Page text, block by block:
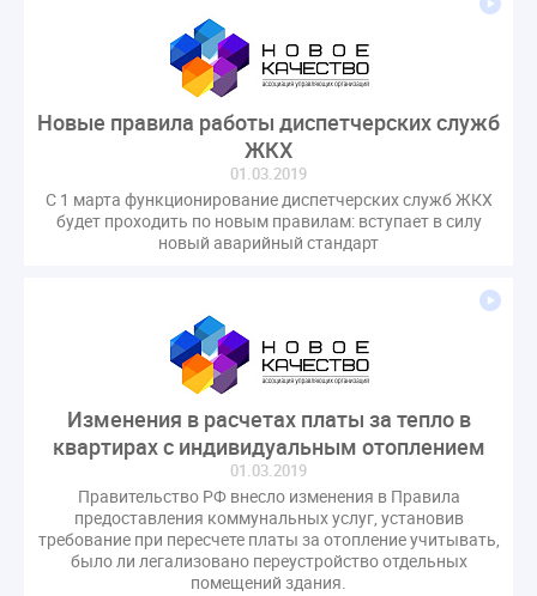
управляющие компании
МКД
Экспертное мнение
капремонт Вебинар
Малахов Конференция
Обсуждение
Пени за ЖКУ
Постановление Правительства РФ
Новое качество
ОСС
Правила
задолженность граждан
ГОСТ
Мероприятия
Персональные данные
Приказ
Сергей Пахомов
ЭкспертЖКХ
договор управления МКД
лицензия
управляющая компания
Интервью
УК
государственная дума
обращение
общее имущество
провайдеры
проверки ЖКХ
саморегулирование
управляющие организации
Альберт Короленко
Новые правила работы диспетчерских служб
ЖКХ
01.03.2019
С 1 марта функционирование диспетчерских служб ЖКХ
будет проходить по новым правилам: вступает в силу
новый аварийный стандарт
Изменения в расчетах платы за тепло в
квартирах с индивидуальным отоплением
01.03.2019
Правительство РФ внесло изменения в Правила
предоставления коммунальных услуг, установив
требование при пересчете платы за отопление учитывать,
было ли легализовано переустройство отдельных
помещений здания.